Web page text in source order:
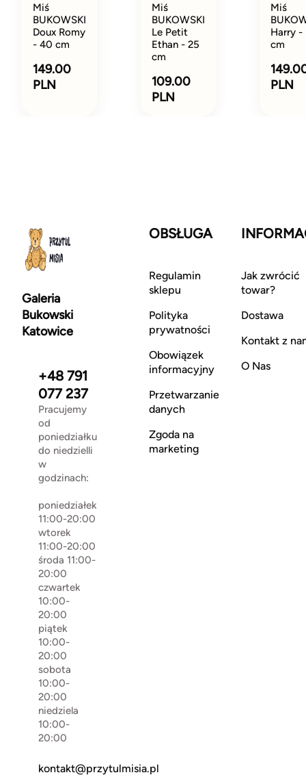
Miś
BUKOWSKI
Doux Romy
- 40 cm
149.00
PLN
Miś
BUKOWSKI
Le Petit
Ethan - 25
cm
109.00
PLN
Miś
Harry -
cm
PLN
Galeria
Bukowski
Katowice
+48 791
077 237
Pracujemy
od
poniedziałku
do niedzielli
w
godzinach:
poniedziałek
11:00-20:00
wtorek
11:00-20:00
środa 11:00-
20:00
czwartek
10:00-
20:00
piątek
10:00-
20:00
sobota
10:00-
20:00
niedziela
10:00-
20:00
kontakt@przytulmisia.pl
OBSŁUGA
Regulamin
sklepu
Polityka
prywatności
Obowiązek
informacyjny
Przetwarzanie
danych
Zgoda na
marketing
Jak zwrócić
towar?
Dostawa
Kontakt z
O Nas